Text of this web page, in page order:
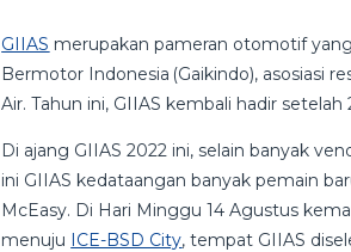
GIIAS merupakan pameran otomotif
Bermotor Indonesia (Gaikindo), asosiasi
Air. Tahun ini, GIIAS kembali hadir
Di ajang GIIAS 2022 ini, selain banyak
ini GIIAS kedataangan banyak pemain
McEasy. Di Hari Minggu 14 Agustus
menuju ICE-BSD City, tempat GIIAS